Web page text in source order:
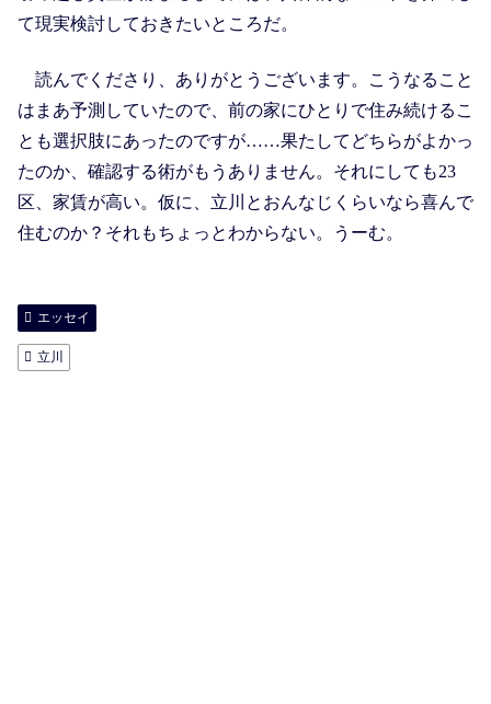
て現実検討しておきたいところだ。
読んでくださり、ありがとうございます。こうなること
はまあ予測していたので、前の家にひとりで住み続けるこ
とも選択肢にあったのですが……果たしてどちらがよかっ
たのか、確認する術がもうありません。それにしても23
区、家賃が高い。仮に、立川とおんなじくらいなら喜んで
住むのか？それもちょっとわからない。うーむ。
エッセイ
立川